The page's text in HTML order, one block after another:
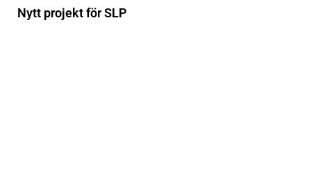
Nytt projekt för SLP